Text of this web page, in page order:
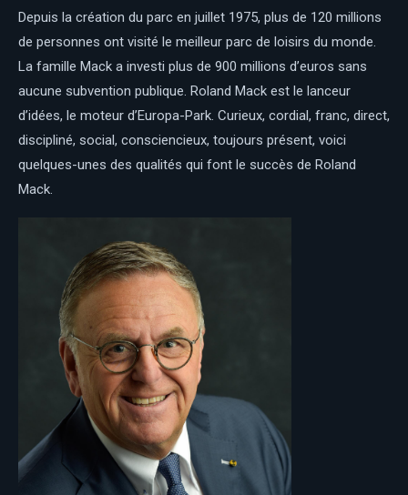
Depuis la création du parc en juillet 1975, plus de 120 millions
de personnes ont visité le meilleur parc de loisirs du monde.
La famille Mack a investi plus de 900 millions d’euros sans
aucune subvention publique. Roland Mack est le lanceur
d’idées, le moteur d’Europa-Park. Curieux, cordial, franc, direct,
discipliné, social, consciencieux, toujours présent, voici
quelques-unes des qualités qui font le succès de Roland
Mack.